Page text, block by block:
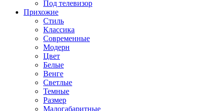
Под телевизор
Прихожие
Стиль
Классика
Современные
Модерн
Цвет
Белые
Венге
Светлые
Темные
Размер
Малогабаритные